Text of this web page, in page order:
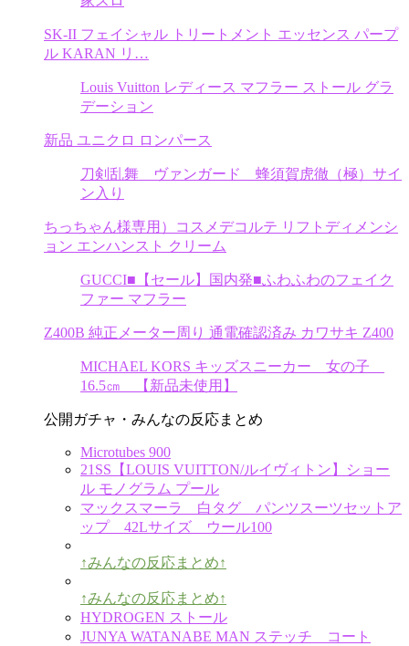
SK-II フェイシャル トリートメント エッセンス パープ
ル KARAN リ…
Louis Vuitton レディース マフラー ストール グラ
デーション
新品 ユニクロ ロンパース
刀剣乱舞 ヴァンガード 蜂須賀虎徹（極）サイ
ン入り
ちっちゃん様専用）コスメデコルテ リフトディメンシ
ョン エンハンスト クリーム
GUCCI■【セール】国内発■ふわふわのフェイク
ファー マフラー
Z400B 純正メーター周り 通電確認済み カワサキ Z400
MICHAEL KORS キッズスニーカー 女の子
16.5㎝ 【新品未使用】
公開ガチャ・みんなの反応まとめ
Microtubes 900
21SS【LOUIS VUITTON/ルイヴィトン】ショー
ル モノグラム プール
マックスマーラ 白タグ パンツスーツセットア
ップ 42Lサイズ ウール100
↑みんなの反応まとめ↑
↑みんなの反応まとめ↑
HYDROGEN ストール
JUNYA WATANABE MAN ステッチ コート